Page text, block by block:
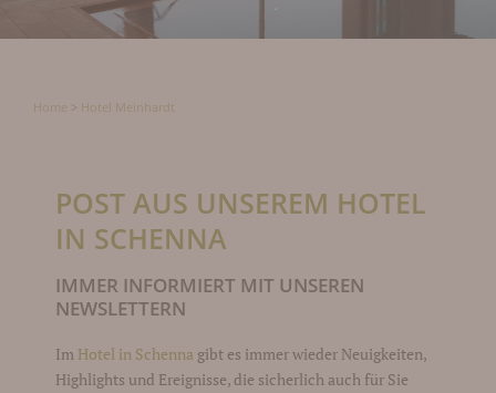
Home Hotel Meinhardt
POST AUS UNSEREM HOTEL
IN SCHENNA
IMMER INFORMIERT MIT UNSEREN
NEWSLETTERN
Im Hotel in Schenna gibt es immer wieder Neuigkeiten,
Highlights und Ereignisse, die sicherlich auch für Sie